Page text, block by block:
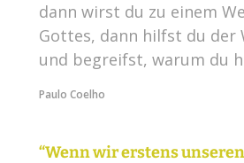
dann wirst du zu einem
Gottes, dann hilfst du der
und begreifst, warum du
Paulo Coelho
“Wenn wir erstens